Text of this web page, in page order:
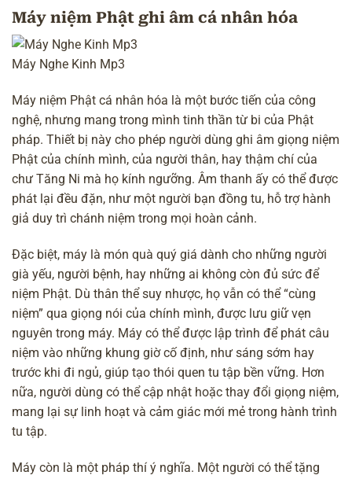
Máy niệm Phật ghi âm cá nhân hóa
Máy Nghe Kinh Mp3
Máy niệm Phật cá nhân hóa là một bước tiến của công
nghệ, nhưng mang trong mình tinh thần từ bi của Phật
pháp. Thiết bị này cho phép người dùng ghi âm giọng niệm
Phật của chính mình, của người thân, hay thậm chí của
chư Tăng Ni mà họ kính ngưỡng. Âm thanh ấy có thể được
phát lại đều đặn, như một người bạn đồng tu, hỗ trợ hành
giả duy trì chánh niệm trong mọi hoàn cảnh.
Đặc biệt, máy là món quà quý giá dành cho những người
già yếu, người bệnh, hay những ai không còn đủ sức để
niệm Phật. Dù thân thể suy nhược, họ vẫn có thể “cùng
niệm” qua giọng nói của chính mình, được lưu giữ vẹn
nguyên trong máy. Máy có thể được lập trình để phát câu
niệm vào những khung giờ cố định, như sáng sớm hay
trước khi đi ngủ, giúp tạo thói quen tu tập bền vững. Hơn
nữa, người dùng có thể cập nhật hoặc thay đổi giọng niệm,
mang lại sự linh hoạt và cảm giác mới mẻ trong hành trình
tu tập.
Máy còn là một pháp thí ý nghĩa. Một người có thể tặng